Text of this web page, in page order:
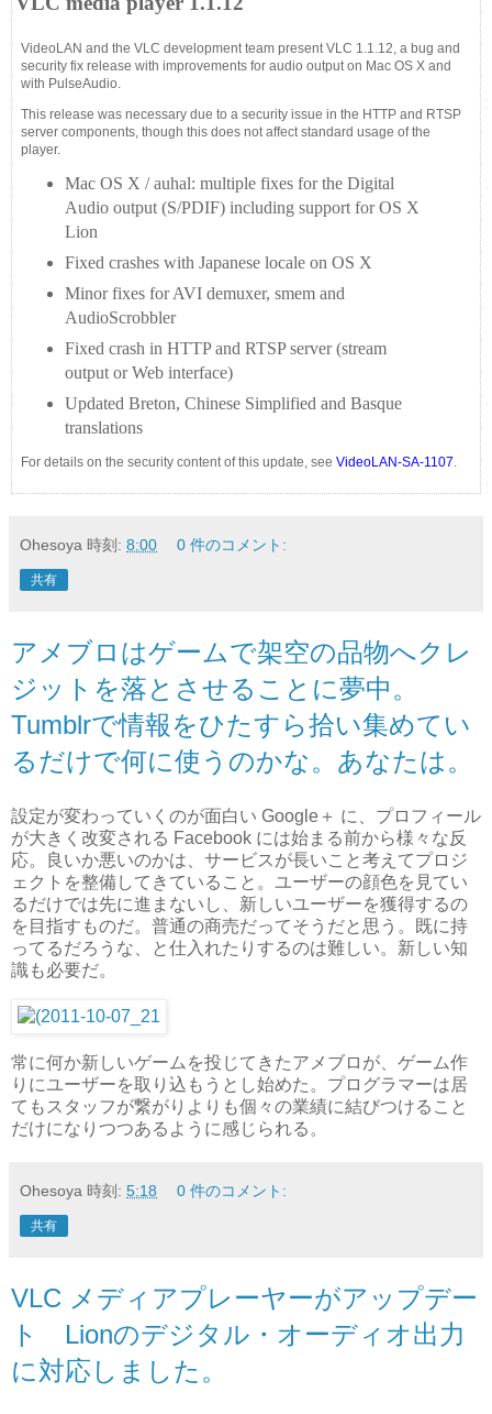
VideoLAN and the VLC development team present VLC 1.1.12, a bug and
security fix release with improvements for audio output on Mac OS X and
with PulseAudio.
This release was necessary due to a security issue in the HTTP and RTSP
server components, though this does not affect standard usage of the
player.
Mac OS X / auhal: multiple fixes for the Digital
Audio output (S/PDIF) including support for OS X
Lion
Fixed crashes with Japanese locale on OS X
Minor fixes for AVI demuxer, smem and
AudioScrobbler
Fixed crash in HTTP and RTSP server (stream
output or Web interface)
Updated Breton, Chinese Simplified and Basque
translations
For details on the security content of this update, see VideoLAN-SA-1107.
Ohesoya 時刻: 8:00 0 件のコメント:
共有
アメブロはゲームで架空の品物へクレ
ジットを落とさせることに夢中。
Tumblrで情報をひたすら拾い集めてい
るだけで何に使うのかな。あなたは。
設定が変わっていくのが面白い Google＋ に、プロフィール
が大きく改変される Facebook には始まる前から様々な反
応。良いか悪いのかは、サービスが長いこと考えてプロジ
ェクトを整備してきていること。ユーザーの顔色を見てい
るだけでは先に進まないし、新しいユーザーを獲得するの
を目指すものだ。普通の商売だってそうだと思う。既に持
ってるだろうな、と仕入れたりするのは難しい。新しい知
識も必要だ。
常に何か新しいゲームを投じてきたアメブロが、ゲーム作
りにユーザーを取り込もうとし始めた。プログラマーは居
てもスタッフが繋がりよりも個々の業績に結びつけること
だけになりつつあるように感じられる。
Ohesoya 時刻: 5:18 0 件のコメント:
共有
VLC メディアプレーヤーがアップデー
ト Lionのデジタル・オーディオ出力
に対応しました。